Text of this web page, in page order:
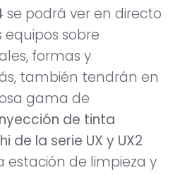
se podrá ver en directo
sobre
formas y
también tendrán en
gama de
de tinta
de la serie UX y UX2
de limpieza y